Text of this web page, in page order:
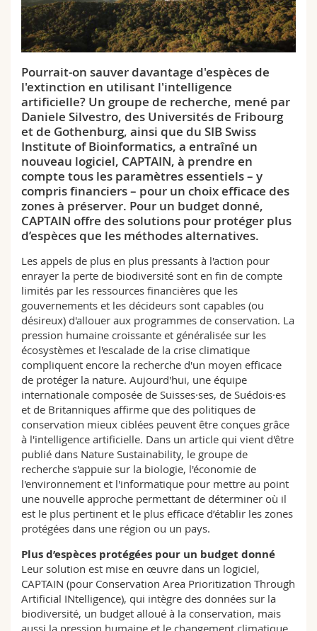
Sciences et médecine
Interfacultaire
Collaborateurs
Doctorants
Webmail
Programme des cours
MyUnifr
Pourrait-on sauver davantage d'espèces de
l'extinction en utilisant l'intelligence
artificielle? Un groupe de recherche, mené par
Daniele Silvestro, des Universités de Fribourg
et de Gothenburg, ainsi que du SIB Swiss
Institute of Bioinformatics, a entraîné un
nouveau logiciel, CAPTAIN, à prendre en
compte tous les paramètres essentiels – y
compris financiers – pour un choix efficace des
zones à préserver. Pour un budget donné,
CAPTAIN offre des solutions pour protéger plus
d’espèces que les méthodes alternatives.
Les appels de plus en plus pressants à l'action pour
enrayer la perte de biodiversité sont en fin de compte
limités par les ressources financières que les
gouvernements et les décideurs sont capables (ou
désireux) d'allouer aux programmes de conservation. La
pression humaine croissante et généralisée sur les
écosystèmes et l'escalade de la crise climatique
compliquent encore la recherche d'un moyen efficace
de protéger la nature. Aujourd'hui, une équipe
internationale composée de Suisses·ses, de Suédois·es
et de Britanniques affirme que des politiques de
conservation mieux ciblées peuvent être conçues grâce
à l'intelligence artificielle. Dans un article qui vient d'être
publié dans Nature Sustainability, le groupe de
recherche s'appuie sur la biologie, l'économie de
l'environnement et l'informatique pour mettre au point
une nouvelle approche permettant de déterminer où il
est le plus pertinent et le plus efficace d’établir les zones
protégées dans une région ou un pays.
Plus d’espèces protégées pour un budget donné
Leur solution est mise en œuvre dans un logiciel,
CAPTAIN (pour Conservation Area Prioritization Through
Artificial INtelligence), qui intègre des données sur la
biodiversité, un budget alloué à la conservation, mais
aussi la pression humaine et le changement climatique.